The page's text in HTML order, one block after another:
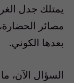
يمتلك جدل
مصائر
بعدها الكوني.
السؤال الآن، ما